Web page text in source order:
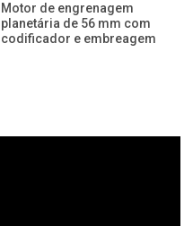
Motor de engrenagem
planetária de 56 mm com
codificador e embreagem